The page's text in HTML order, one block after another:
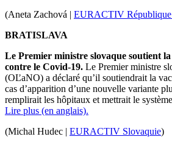
(Aneta Zachová | EURACTIV République
BRATISLAVA
Le Premier ministre slovaque soutient
contre le Covid-19. Le Premier ministre
(OĽaNO) a déclaré qu’il soutiendrait la
cas d’apparition d’une nouvelle variante
remplirait les hôpitaux et mettrait le
Lire plus (en anglais).
(Michal Hudec | EURACTIV Slovaquie)